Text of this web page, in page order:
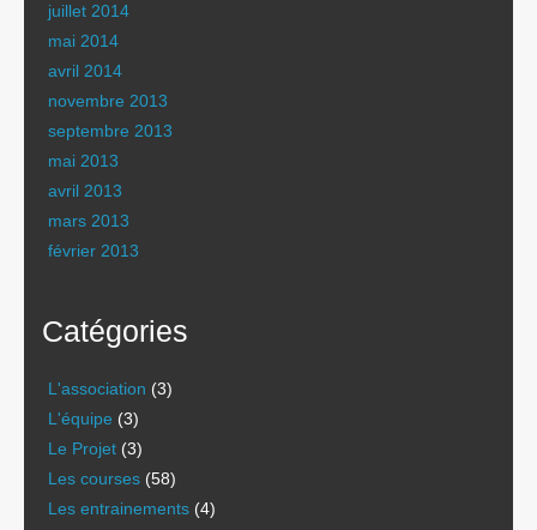
juillet 2014
mai 2014
avril 2014
novembre 2013
septembre 2013
mai 2013
avril 2013
mars 2013
février 2013
Catégories
L'association (3)
L'équipe (3)
Le Projet (3)
Les courses (58)
Les entrainements (4)